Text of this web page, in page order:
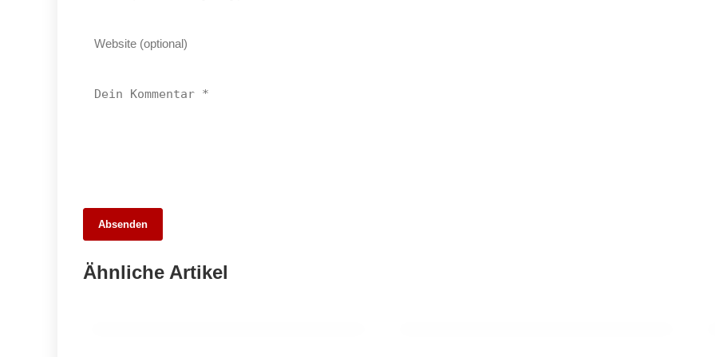
Absenden
Ähnliche Artikel
18. April 2026
Blitzlicht auf der K800: Wangen im